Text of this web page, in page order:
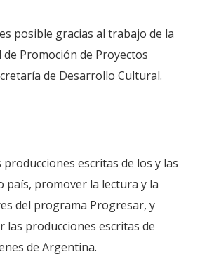
posible gracias al trabajo de la
Promoción de Proyectos
de Desarrollo Cultural.
escritas de los y las
país, promover la lectura y la
del programa Progresar, y
las producciones escritas de
de Argentina.